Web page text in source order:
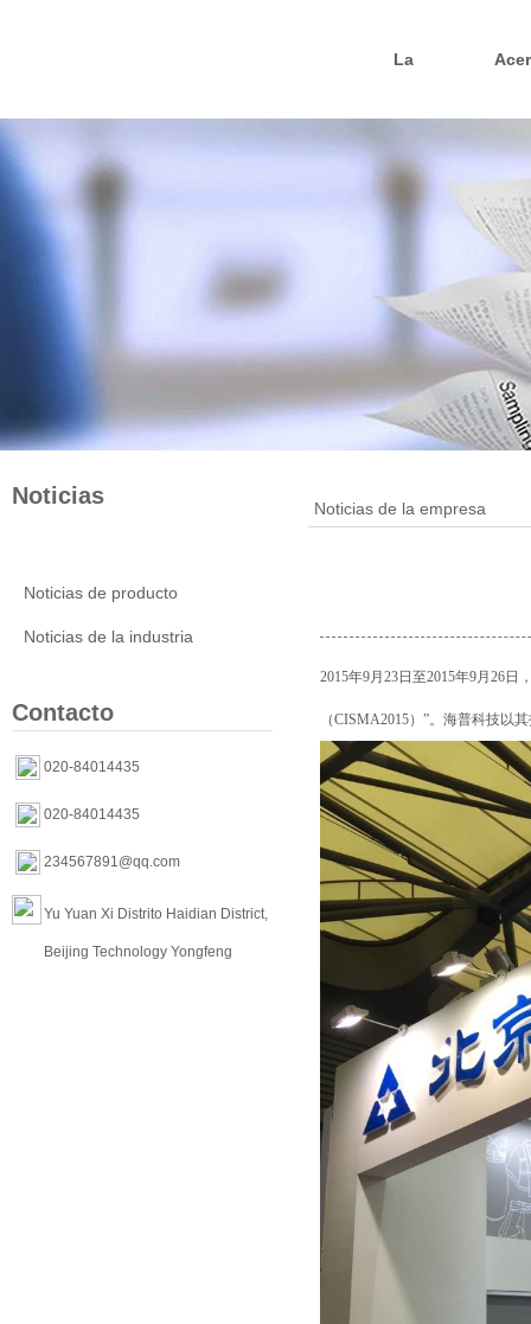
La
Noticias
Noticias de producto
Noticias de la industria
Contacto
020-84014435
020-84014435
234567891@qq.com
Yu Yuan Xi Distrito Haidian District,
Beijing Technology Yongfeng
Noticias de la empresa
2015年9月 23日至2015年9月 26日
（CISMA2015）”。海普科技以